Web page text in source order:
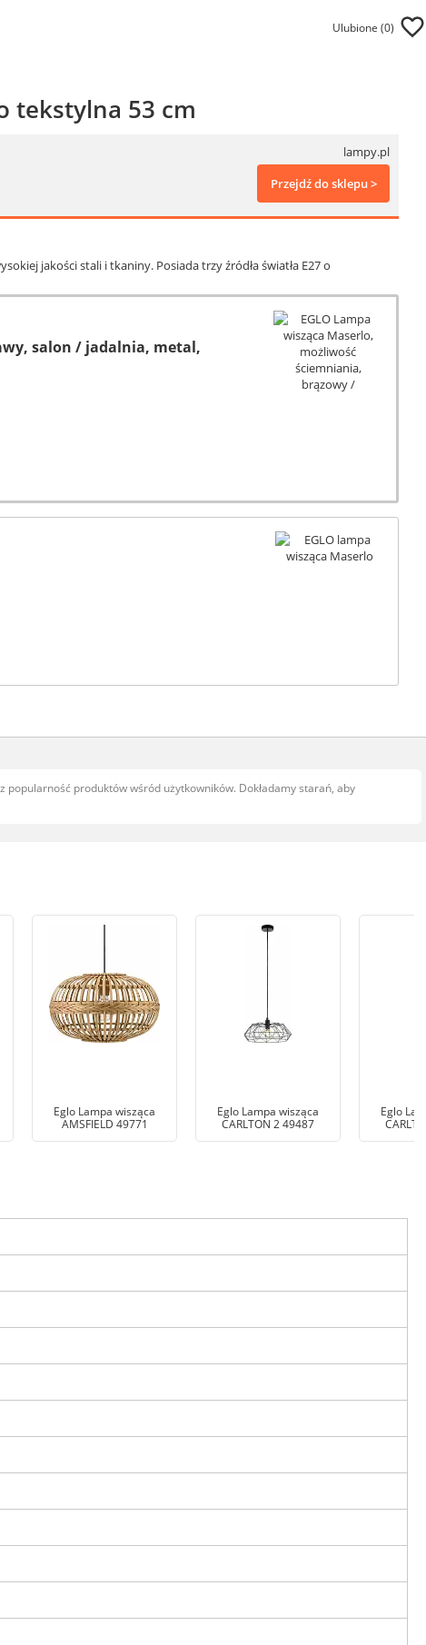
Ulubione (0)
tekstylna 53 cm
lampy.pl
Przejdź do sklepu >
jakości stali i tkaniny. Posiada trzy źródła światła E27 o
salon / jadalnia, metal,
produktów wśród użytkowników. Dokładamy starań, aby
Eglo Lampa wisząca
AMSFIELD 49771
Eglo Lampa wisząca
CARLTON 2 49487
Eglo